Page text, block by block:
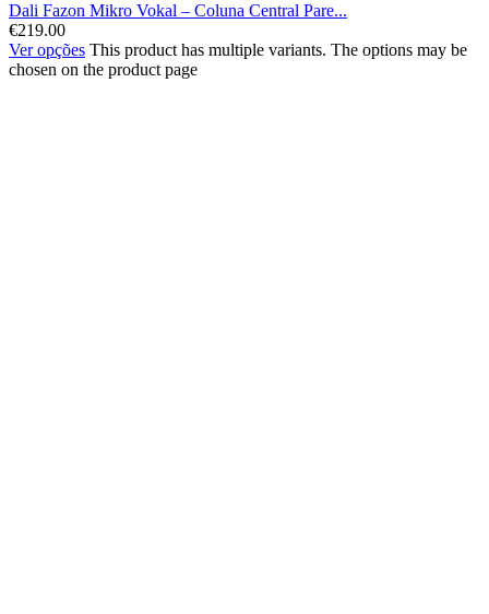
Dali Fazon Mikro Vokal – Coluna Central Pare...
€219.00
Ver opções This product has multiple variants. The options may be
chosen on the product page